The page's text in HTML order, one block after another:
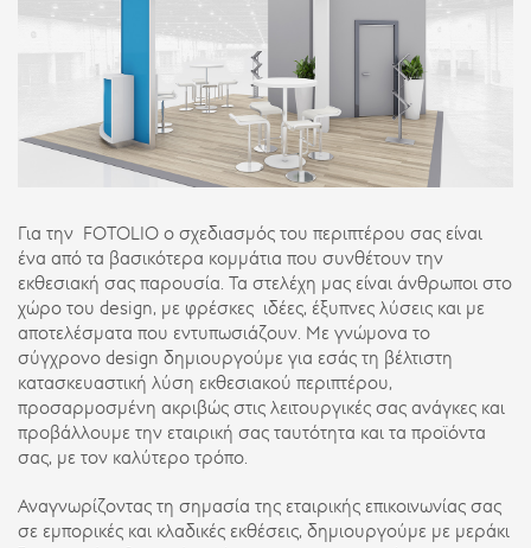
Για την FOTOLIO ο σχεδιασμός του περιπτέρου σας είναι
ένα από τα βασικότερα κομμάτια που συνθέτουν την
εκθεσιακή σας παρουσία. Τα στελέχη μας είναι άνθρωποι στο
χώρο του design, με φρέσκες ιδέες, έξυπνες λύσεις και με
αποτελέσματα που εντυπωσιάζουν. Με γνώμονα το
σύγχρονο design δημιουργούμε για εσάς τη βέλτιστη
κατασκευαστική λύση εκθεσιακού περιπτέρου,
προσαρμοσμένη ακριβώς στις λειτουργικές σας ανάγκες και
προβάλλουμε την εταιρική σας ταυτότητα και τα προϊόντα
σας, με τον καλύτερο τρόπο.
Αναγνωρίζοντας τη σημασία της εταιρικής επικοινωνίας σας
σε εμπορικές και κλαδικές εκθέσεις, δημιουργούμε με μεράκι